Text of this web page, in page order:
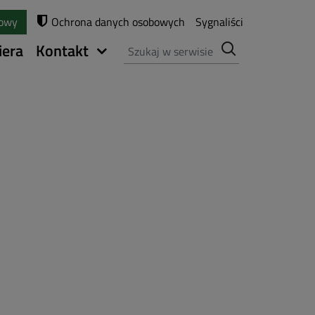
Ochrona danych osobowych Sygnaliści
Kontakt Szukaj